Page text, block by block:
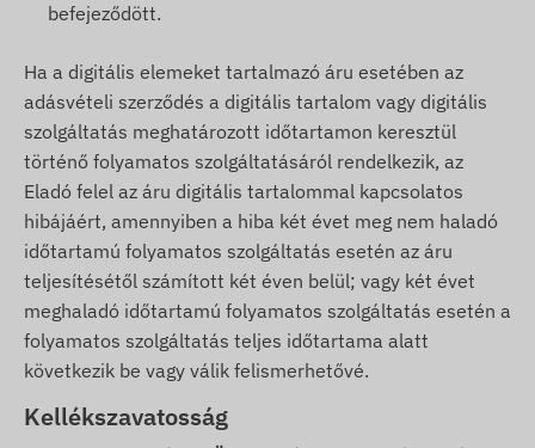
befejeződött.
Ha a digitális elemeket tartalmazó áru esetében az
adásvételi szerződés a digitális tartalom vagy digitális
szolgáltatás meghatározott időtartamon keresztül
történő folyamatos szolgáltatásáról rendelkezik, az
Eladó felel az áru digitális tartalommal kapcsolatos
hibájáért, amennyiben a hiba két évet meg nem haladó
időtartamú folyamatos szolgáltatás esetén az áru
teljesítésétől számított két éven belül; vagy két évet
meghaladó időtartamú folyamatos szolgáltatás esetén a
folyamatos szolgáltatás teljes időtartama alatt
következik be vagy válik felismerhetővé.
Kellékszavatosság